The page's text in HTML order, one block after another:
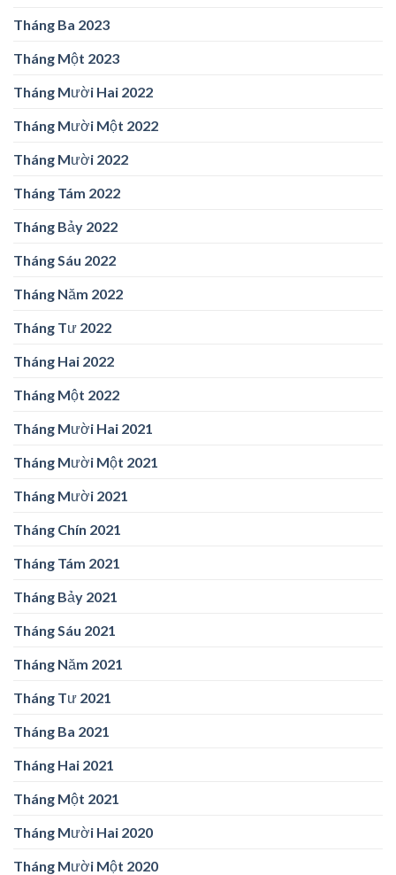
Tháng Ba 2023
Tháng Một 2023
Tháng Mười Hai 2022
Tháng Mười Một 2022
Tháng Mười 2022
Tháng Tám 2022
Tháng Bảy 2022
Tháng Sáu 2022
Tháng Năm 2022
Tháng Tư 2022
Tháng Hai 2022
Tháng Một 2022
Tháng Mười Hai 2021
Tháng Mười Một 2021
Tháng Mười 2021
Tháng Chín 2021
Tháng Tám 2021
Tháng Bảy 2021
Tháng Sáu 2021
Tháng Năm 2021
Tháng Tư 2021
Tháng Ba 2021
Tháng Hai 2021
Tháng Một 2021
Tháng Mười Hai 2020
Tháng Mười Một 2020